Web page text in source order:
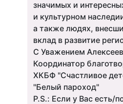
значимых и
и культурном
а также людях,
вклад в развитие
С Уважением
Координатор
ХКБФ "Счастливое
"Белый пароход"
P.S.: Если у Вас есть/